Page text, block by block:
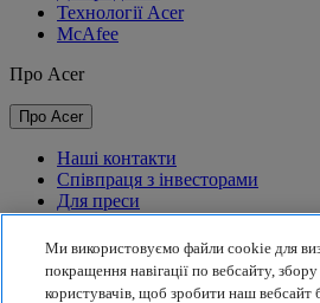
Технології Acer
McAfee
Про Acer
Про Acer
Наші контакти
Співпраця з інвесторами
Для преси
Нагороди
Події
Сталий розвиток
Ми використовуємо файли cookie для
покращення навігації по вебсайту,
користувачів, щоб зробити наш вебсайт